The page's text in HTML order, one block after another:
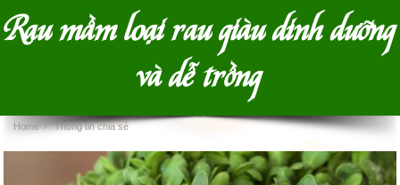
Rau mầm loại rau giàu dinh dưỡng
và dễ trồng
Home › Thông tin chia sẻ